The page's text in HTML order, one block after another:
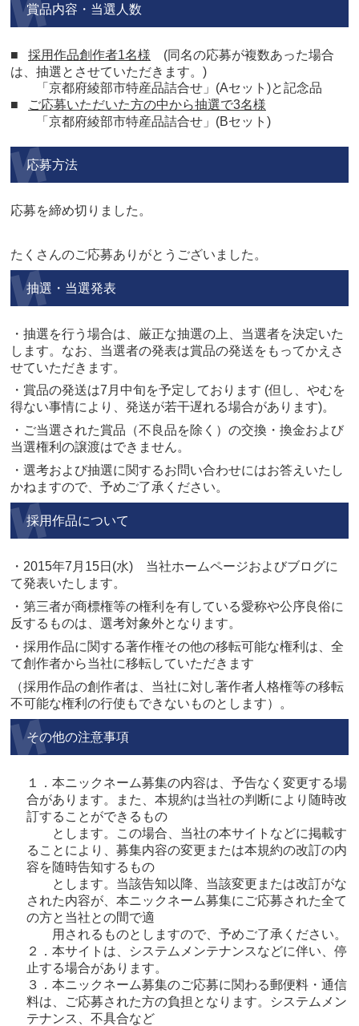
賞品内容・当選人数
■ 採用作品創作者1名様 (同名の応募が複数あった場合
は、抽選とさせていただきます。)
「京都府綾部市特産品詰合せ」(Aセット)と記念品
■
ご応募いただいた方の中から抽選で3名様
「京都府綾部市特産品詰合せ」(Bセット)
応募方法
応募を締め切りました。
たくさんのご応募ありがとうございました。
抽選・当選発表
・抽選を行う場合は、厳正な抽選の上、当選者を決定いた
します。なお、当選者の発表は賞品の発送を もってかえさ
せていただきます。
・賞品の発送は7月中旬を予定しております (但し、やむを
得ない事情により、発送が若干遅れる場合があります)。
・ご当選された賞品（不良品を除く）の交換・換金および
当選権利の譲渡はできません。
・選考および抽選に関するお問い合わせにはお答えいたし
かねますので、予めご了承ください。
採用作品について
・2015年7月15日(水) 当社ホームページおよびブログに
て発表いたします。
・第三者が商標権等の権利を有している愛称や公序良俗に
反するものは、選考対象外となります。
・採用作品に関する著作権その他の移転可能な権利は、全
て創作者から当社に移転していただきます
（採用作品の創作者は、当社に対し著作者人格権等の移転
不可能な権利の行使もできないものとし ます）。
その他の注意事項
１．本ニックネーム募集の内容は、予告なく変更する場
合があります。また、本規約は当社の判断により随時改
訂することができるもの
とします。この場合、当社の本サイトなどに掲載す
ることにより、募集内容の変更または本規約の改訂の内
容を随時告知するもの
とします。当該告知以降、当該変更または改訂がな
された内容が、本ニックネーム募集にご応募された全て
の方と当社との間で適
用されるものとしますので、予めご了承ください。
２．本サイトは、システムメンテナンスなどに伴い、停
止する場合があります。
３．本ニックネーム募集のご応募に関わる郵便料・通信
料は、ご応募された方の負担となります。システムメン
テナンス、不具合など